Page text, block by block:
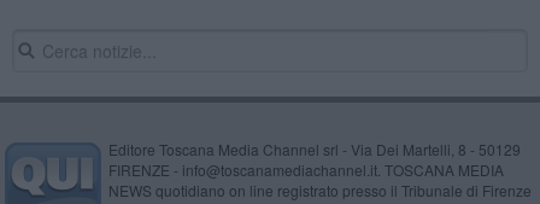
Editore Toscana Media Channel srl - Via Dei Martelli, 8 - 50129
FIRENZE - info@toscanamediachannel.it. TOSCANA MEDIA
NEWS quotidiano on line registrato presso il Tribunale di Firenze